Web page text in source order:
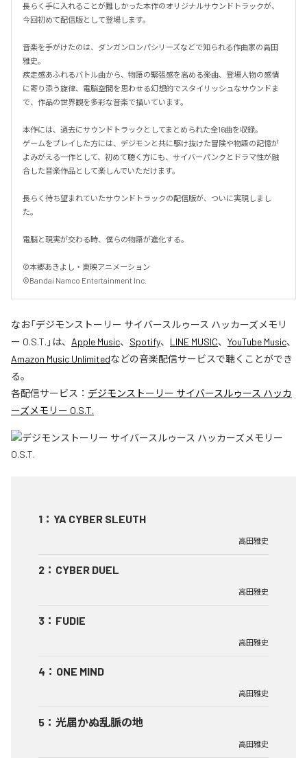
長らく手に入れることが難しかった本作のオリジナルサウンドトラックが、
今回初めて配信版として登場します。
音楽を手がけたのは、ダンガンロンパシリーズなどで知られる作曲家の高田
雅史。
疾走感あふれるバトル曲から、物語の緊張感を高める楽曲、登場人物の感情
に寄り添う旋律、電脳空間を思わせる幻想的でスタイリッシュなサウンドま
で、作品の世界観を多彩な音楽で描いています。
本作には、過去にサウンドトラックとしてまとめられた全16曲を収録。
ゲームをプレイした方には、デジモンと共に駆け抜けた冒険や物語の記憶が
よみがえる一作として、初めて聴く方にも、サイバーパンクとドラマ性が融
合した音楽作品として楽しんでいただけます。
長らく待ち望まれていたサウンドトラックの配信版が、ついに実現しまし
た。
電脳と現実が交わる時、僕らの物語が進化する。
©本郷あきよし・東映アニメーション
©Bandai Namco Entertainment Inc.
なお「デジモンストーリー サイバースルゥース ハッカーズメモリ
ー O.S.T. 」は、 Apple Music、 Spotify、 LINE MUSIC、 YouTube Music、
Amazon Music Unlimitedなどの音楽配信サービスで聴くことができ
る。
各配信サービス： デジモンストーリー サイバースルゥース ハッカ
ーズメモリー O.S.T.
1 ： YA CYBER SLEUTH
高田雅史
2 ： CYBER DUEL
高田雅史
3 ： FUDIE
高田雅史
4 ： ONE MIND
高田雅史
5 ： 光届かぬ乱脈の地
高田雅史